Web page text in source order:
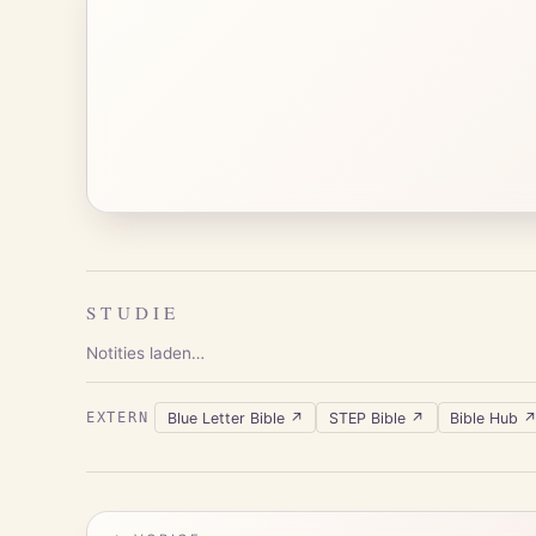
STUDIE
Notities laden…
EXTERN Blue Letter Bible↗ STEP Bible↗ Bible Hub